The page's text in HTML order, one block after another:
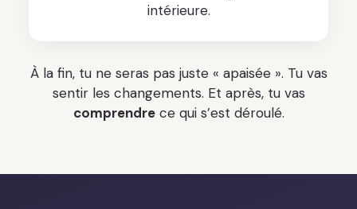
intérieure.
À la fin, tu ne seras pas juste « apaisée ». Tu vas
sentir les changements. Et après, tu vas
comprendrece qui s’est déroulé.